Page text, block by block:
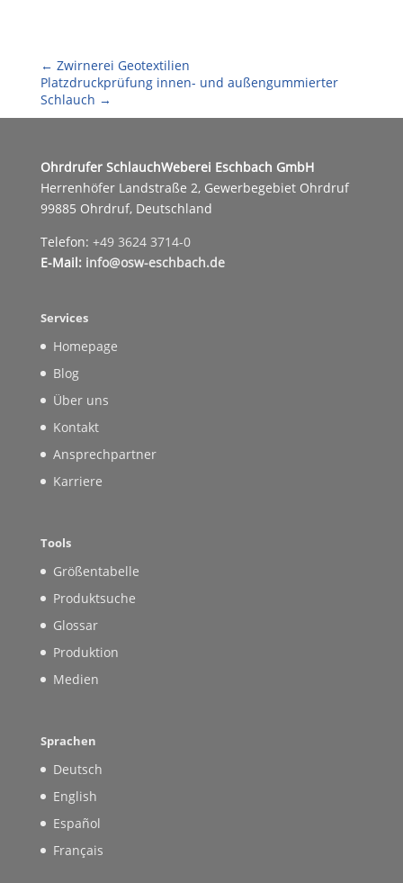
← Zwirnerei Geotextilien
Platzdruckprüfung innen- und außengummierter
Schlauch →
Ohrdrufer SchlauchWeberei Eschbach GmbH
Herrenhöfer Landstraße 2, Gewerbegebiet Ohrdruf
99885 Ohrdruf, Deutschland
Telefon: +49 3624 3714-0
E-Mail: info@osw-eschbach.de
Services
Homepage
Blog
Über uns
Kontakt
Ansprechpartner
Karriere
Tools
Größentabelle
Produktsuche
Glossar
Produktion
Medien
Sprachen
Deutsch
English
Español
Français